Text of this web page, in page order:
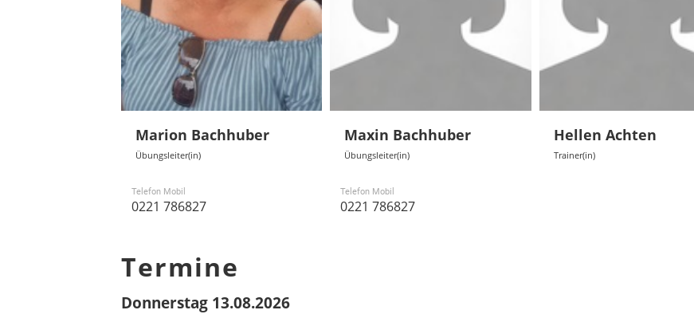
Marion Bachhuber
Übungsleiter(in)
Telefon Mobil
0221 786827
Maxin Bachhuber
Übungsleiter(in)
Telefon Mobil
0221 786827
Hellen Achten
Trainer(in)
Termine
Donnerstag 13.08.2026